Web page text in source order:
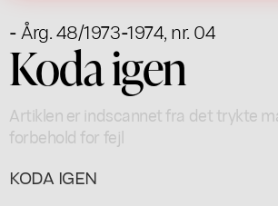
- Årg. 48/1973-1974, nr. 04
Koda igen
Artiklen er indscannet fra det trykte
forbehold for fejl
KODA IGEN